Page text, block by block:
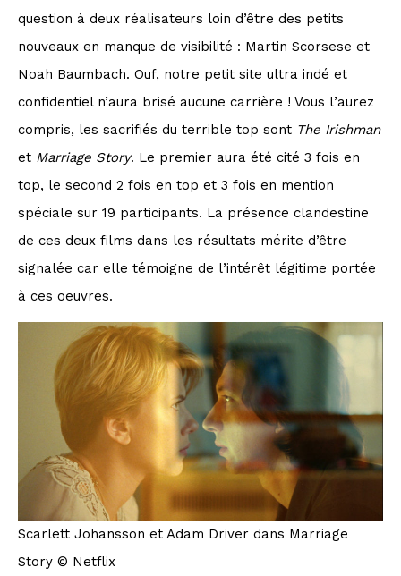
question à deux réalisateurs loin d’être des petits
nouveaux en manque de visibilité : Martin Scorsese et
Noah Baumbach. Ouf, notre petit site ultra indé et
confidentiel n’aura brisé aucune carrière ! Vous l’aurez
compris, les sacrifiés du terrible top sont The Irishman
et Marriage Story. Le premier aura été cité 3 fois en
top, le second 2 fois en top et 3 fois en mention
spéciale sur 19 participants. La présence clandestine
de ces deux films dans les résultats mérite d’être
signalée car elle témoigne de l’intérêt légitime portée
à ces oeuvres.
Scarlett Johansson et Adam Driver dans Marriage
Story © Netflix